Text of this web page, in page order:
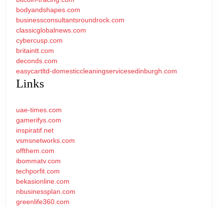
bodyandshapes.com
businessconsultantsroundrock.com
classicglobalnews.com
cybercusp.com
britaintt.com
deconds.com
easycartltd-domesticcleaningservicesedinburgh.com
Links
uae-times.com
gamerifys.com
inspiratif.net
vsmsnetworks.com
offthem.com
ibommatv.com
techporfit.com
bekasionline.com
nbusinessplan.com
greenlife360.com